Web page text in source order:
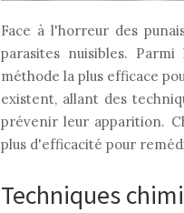
Face à l'horreur des
parasites nuisibles.
méthode la plus efficace
existent, allant des
prévenir leur apparition.
plus d'efficacité pour
Techniques